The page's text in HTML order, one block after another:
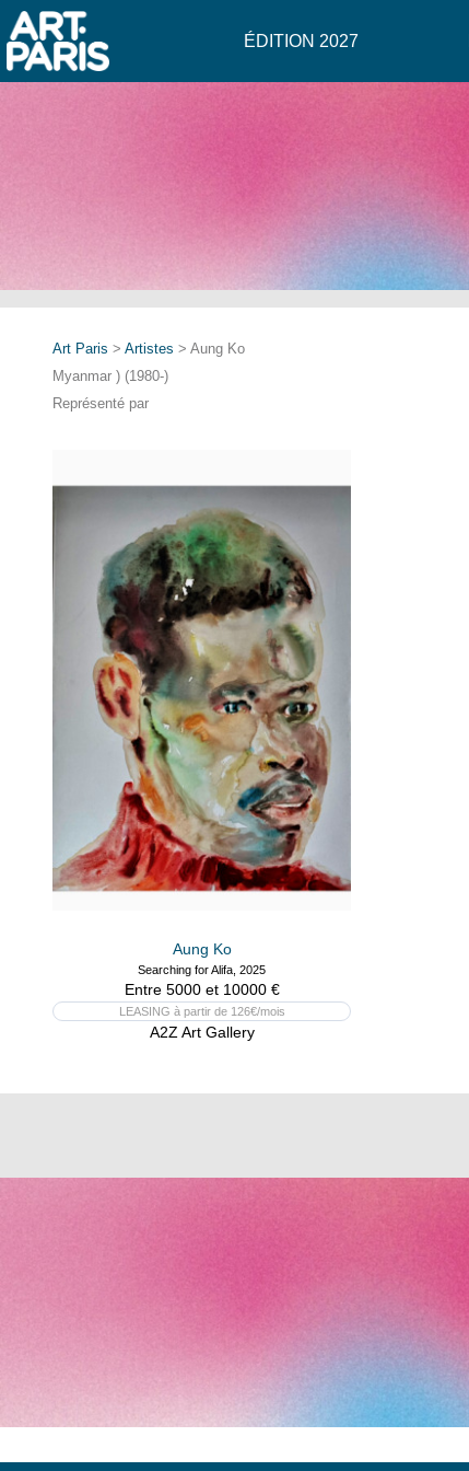
ÉDITION 2027
Art Paris > Artistes > Aung Ko
Myanmar ) (1980-)
Représenté par
Aung Ko
Searching for Alifa, 2025
Entre 5000 et 10000 €
LEASING à partir de 126€/mois
A2Z Art Gallery